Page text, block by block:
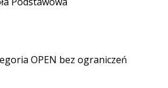
OPEN bez ograniczeń